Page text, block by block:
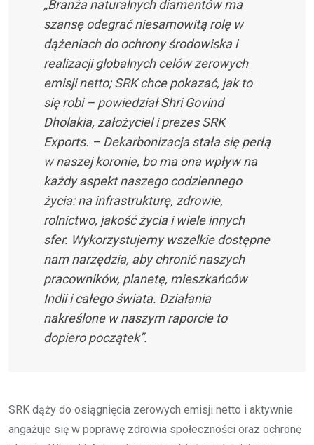
„Branża naturalnych diamentów ma
szansę odegrać niesamowitą rolę w
dążeniach do ochrony środowiska i
realizacji globalnych celów zerowych
emisji netto; SRK chce pokazać, jak to
się robi – powiedział Shri Govind
Dholakia, założyciel i prezes SRK
Exports. – Dekarbonizacja stała się perłą
w naszej koronie, bo ma ona wpływ na
każdy aspekt naszego codziennego
życia: na infrastrukturę, zdrowie,
rolnictwo, jakość życia i wiele innych
sfer. Wykorzystujemy wszelkie dostępne
nam narzędzia, aby chronić naszych
pracowników, planetę, mieszkańców
Indii i całego świata. Działania
nakreślone w naszym raporcie to
dopiero początek”.
SRK dąży do osiągnięcia zerowych emisji netto i aktywnie
angażuje się w poprawę zdrowia społeczności oraz ochronę